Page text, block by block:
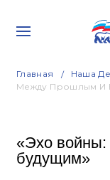
Главная Наша
Между Прошлым И
«Эхо
будущим»